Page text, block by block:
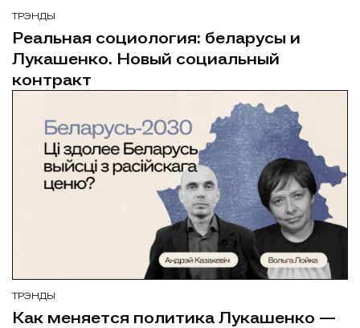
ТРЭНДЫ
Реальная социология: беларусы и
Лукашенко. Новый социальный
контракт
ТРЭНДЫ
Как меняется политика Лукашенко —